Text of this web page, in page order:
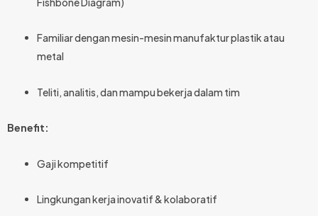
Familiar dengan mesin-mesin manufaktur plastik atau
metal
Teliti, analitis, dan mampu bekerja dalam tim
Benefit:
Gaji kompetitif
Lingkungan kerja inovatif & kolaboratif